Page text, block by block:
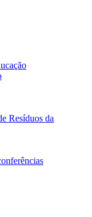
Resíduos da